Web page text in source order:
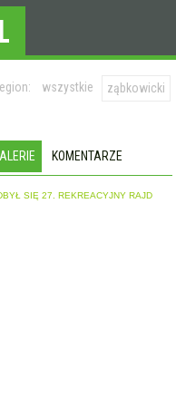
wszystkie ząbkowicki
KOMENTARZE
SIĘ 27. REKREACYJNY RAJD